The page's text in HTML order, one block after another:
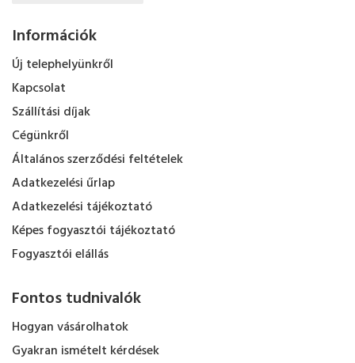
Információk
Új telephelyünkről
Kapcsolat
Szállítási díjak
Cégünkről
Általános szerződési feltételek
Adatkezelési űrlap
Adatkezelési tájékoztató
Képes fogyasztói tájékoztató
Fogyasztói elállás
Fontos tudnivalók
Hogyan vásárolhatok
Gyakran ismételt kérdések